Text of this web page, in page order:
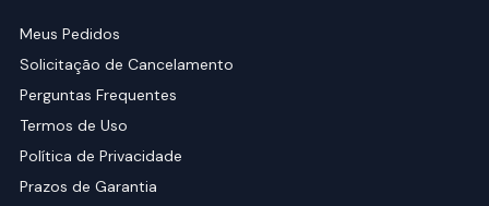
Meus Pedidos
Solicitação de Cancelamento
Perguntas Frequentes
Termos de Uso
Política de Privacidade
Prazos de Garantia